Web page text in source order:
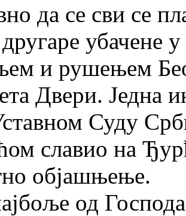
да се сви се
другаре убачене
и рушењем
Двери. Једна
Суду
славио на
објашњење.
од